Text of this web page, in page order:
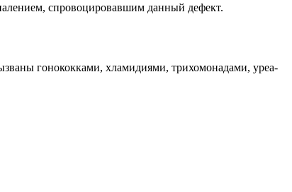
спровоцировавшим данный дефект.
гонококками, хламидиями, трихомонадами, уреа-